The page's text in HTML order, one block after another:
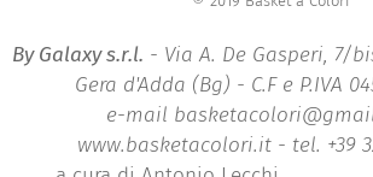
By Galaxy s.r.l. - Via A. De Gasperi, 7/
Gera d'Adda (Bg) - C.F e P.IVA
e-mail
www.basketacolori.it - tel. +39